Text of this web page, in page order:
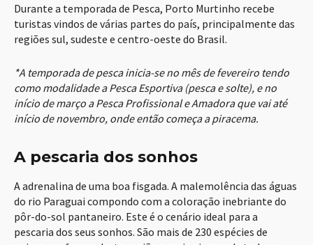
Durante a temporada de Pesca, Porto Murtinho recebe
turistas vindos de várias partes do país, principalmente das
regiões sul, sudeste e centro-oeste do Brasil.
*A temporada de pesca inicia-se no mês de fevereiro tendo
como modalidade a Pesca Esportiva (pesca e solte), e no
início de março a Pesca Profissional e Amadora que vai até
início de novembro, onde então começa a piracema.
A pescaria dos sonhos
A adrenalina de uma boa fisgada. A malemolência das águas
do rio Paraguai compondo com a coloração inebriante do
pôr-do-sol pantaneiro. Este é o cenário ideal para a
pescaria dos seus sonhos. São mais de 230 espécies de